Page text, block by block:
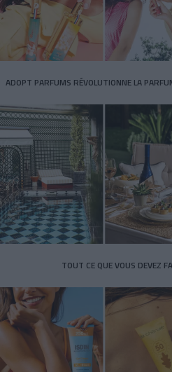
ADOPT PARFUMS RÉVOLUTIONNE LA
TOUT CE QUE VOUS DEVEZ